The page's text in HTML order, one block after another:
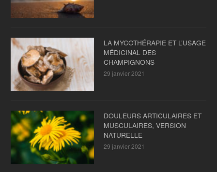
LA MYCOTHÉRAPIE ET L’USAGE
MÉDICINAL DES
CHAMPIGNONS
29 janvier 2021
DOULEURS ARTICULAIRES ET
MUSCULAIRES, VERSION
NATURELLE
29 janvier 2021